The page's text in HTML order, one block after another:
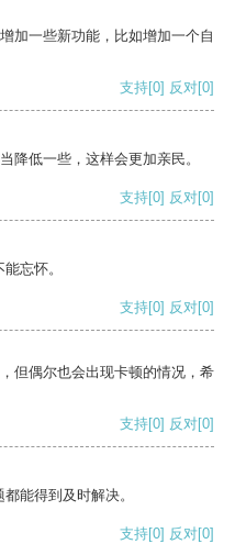
加一些新功能，比如增加一个自
支持[0] 反对[0]
降低一些，这样会更加亲民。
支持[0] 反对[0]
忘怀。
支持[0] 反对[0]
但偶尔也会出现卡顿的情况，希
支持[0] 反对[0]
能得到及时解决。
支持[0] 反对[0]